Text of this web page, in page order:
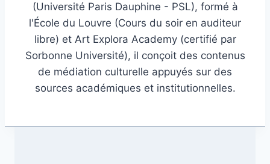
(Université Paris Dauphine - PSL), formé à
l'École du Louvre (Cours du soir en auditeur
libre) et Art Explora Academy (certifié par
Sorbonne Université), il conçoit des contenus
de médiation culturelle appuyés sur des
sources académiques et institutionnelles.